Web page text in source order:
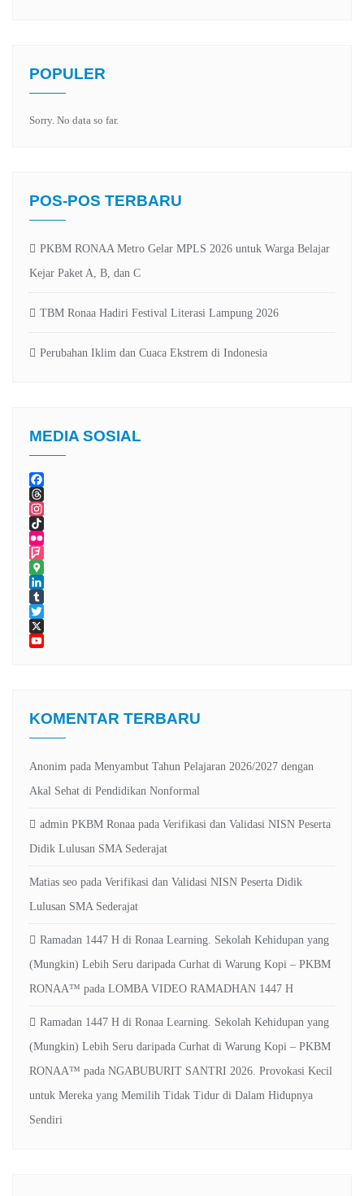
POPULER
Sorry. No data so far.
POS-POS TERBARU
PKBM RONAA Metro Gelar MPLS 2026 untuk Warga Belajar
Kejar Paket A, B, dan C
TBM Ronaa Hadiri Festival Literasi Lampung 2026
Perubahan Iklim dan Cuaca Ekstrem di Indonesia
MEDIA SOSIAL
Facebook
Threads
Instagram
TikTok
Flickr
Foursquare
Google
Maps
LinkedIn
Tumblr
Twitter
X
KOMENTAR TERBARU
Anonim pada Menyambut Tahun Pelajaran 2026/2027 dengan
Akal Sehat di Pendidikan Nonformal
admin PKBM Ronaa pada Verifikasi dan Validasi NISN Peserta
Didik Lulusan SMA Sederajat
Matias seo pada Verifikasi dan Validasi NISN Peserta Didik
Lulusan SMA Sederajat
Ramadan 1447 H di Ronaa Learning. Sekolah Kehidupan yang
(Mungkin) Lebih Seru daripada Curhat di Warung Kopi – PKBM
RONAA™ pada LOMBA VIDEO RAMADHAN 1447 H
Ramadan 1447 H di Ronaa Learning. Sekolah Kehidupan yang
(Mungkin) Lebih Seru daripada Curhat di Warung Kopi – PKBM
RONAA™ pada NGABUBURIT SANTRI 2026. Provokasi Kecil
untuk Mereka yang Memilih Tidak Tidur di Dalam Hidupnya
Sendiri